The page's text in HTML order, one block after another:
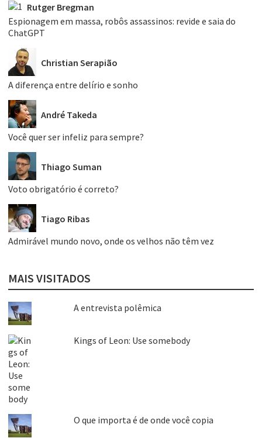
Rutger Bregman
Espionagem em massa, robôs assassinos: revide e saia do
ChatGPT
Christian Serapião
A diferença entre delírio e sonho
André Takeda
Você quer ser infeliz para sempre?
Thiago Suman
Voto obrigatório é correto?
Tiago Ribas
Admirável mundo novo, onde os velhos não têm vez
MAIS VISITADOS
A entrevista polêmica
Kings of Leon: Use somebody
O que importa é de onde você copia